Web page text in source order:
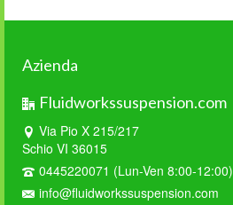
Azienda
Fluidworkssuspension.com
Via Pio X 215/217
Schio VI 36015
0445220071 (Lun-Ven 8:00-12:00)
info@fluidworkssuspension.com